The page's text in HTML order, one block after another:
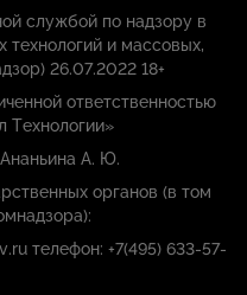
службой по надзору в
и массовых,
26.07.2022 18+
ответственностью
Технологии»
А. Ю.
органов (в том
телефон: +7(495) 633-57-